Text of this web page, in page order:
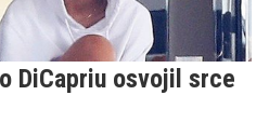
DiCapriu osvojil srce